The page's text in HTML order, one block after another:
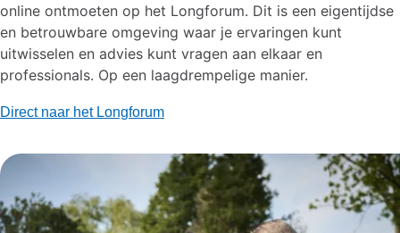
online ontmoeten op het Longforum. Dit is een eigentijdse
en betrouwbare omgeving waar je ervaringen kunt
uitwisselen en advies kunt vragen aan elkaar en
professionals.​ Op een laagdrempelige manier.
Direct naar het Longforum